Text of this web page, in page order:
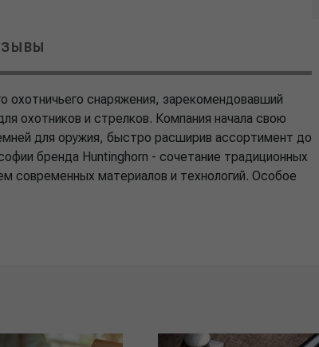
охотничьего снаряжения, зарекомендовавший
охотников и стрелков. Компания начала свою
для оружия, быстро расширив ассортимент до
бренда Huntinghorn - сочетание традиционных
современных материалов и технологий. Особое